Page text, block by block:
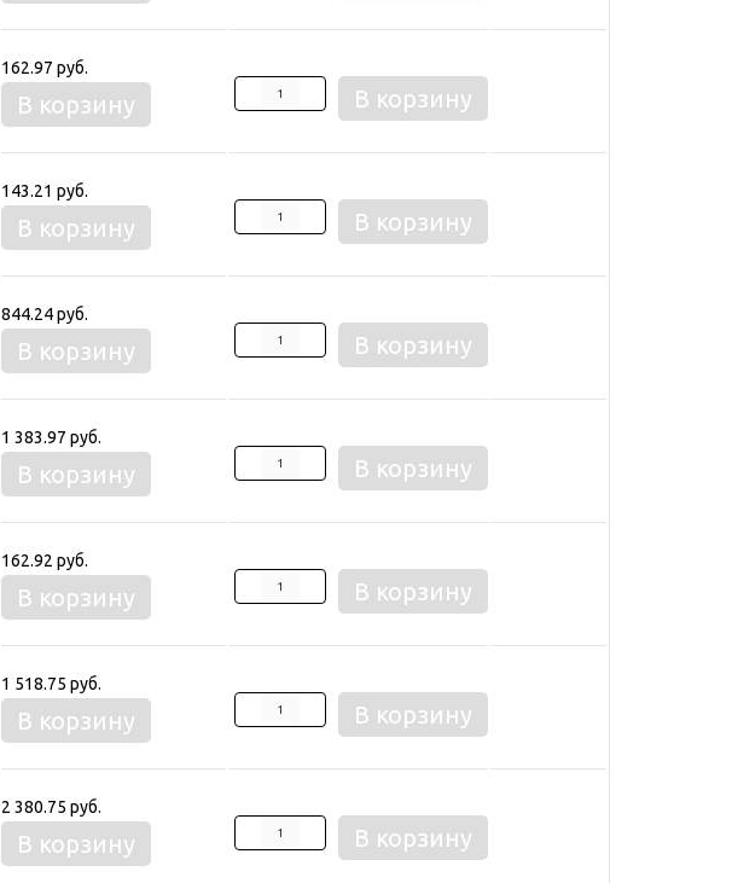
162.97 руб.
В корзину В корзину
143.21 руб.
В корзину В корзину
844.24 руб.
В корзину В корзину
1 383.97 руб.
В корзину В корзину
162.92 руб.
В корзину В корзину
1 518.75 руб.
В корзину В корзину
2 380.75 руб.
В корзину В корзину